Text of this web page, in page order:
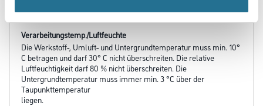
Verarbeitungstemp./Luftfeuchte
Die Werkstoff-, Umluft- und Untergrundtemperatur muss min. 10°
C betragen und darf 30° C nicht überschreiten. Die relative
Luftfeuchtigkeit darf 80 % nicht überschreiten. Die
Untergrundtemperatur muss immer min. 3 °C über der
Taupunkttemperatur
liegen.